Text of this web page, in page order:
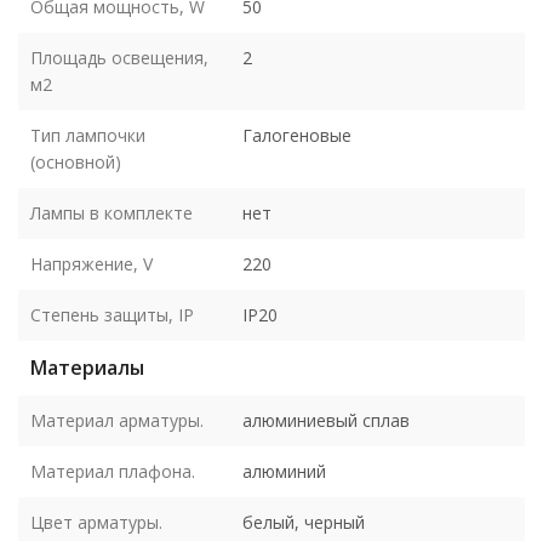
Общая мощность, W 50
Площадь освещения,
м2
2
Тип лампочки
(основной)
Галогеновые
Лампы в комплекте нет
Напряжение, V 220
Степень защиты, IP IP20
Материалы
Материал арматуры. алюминиевый сплав
Материал плафона. алюминий
Цвет арматуры. белый, черный